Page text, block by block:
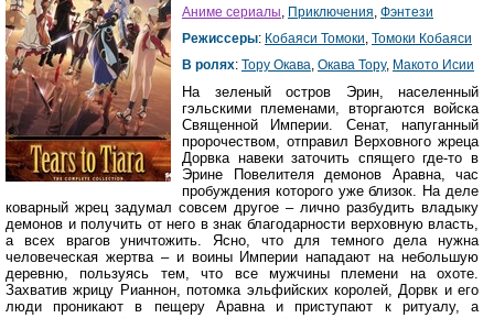
Аниме сериалы Приключения Фэнтези
Режиссеры: Кобаяси Томоки Томоки Кобаяси
В ролях: Тору Окава Окава Тору, Макото Исии
На зеленый остров Эрин, населенный
гэльскими племенами, вторгаются войска
Священной Империи. Сенат, напуганный
пророчеством, отправил Верховного жреца
Дорвка навеки заточить спящего где-то в
Эрине Повелителя демонов Аравна, час
пробуждения которого уже близок. На деле
коварный жрец задумал совсем другое – лично разбудить владыку
демонов и получить от него в знак благодарности верховную власть,
а всех врагов уничтожить. Ясно, что для темного дела нужна
человеческая жертва – и воины Империи нападают на небольшую
деревню, пользуясь тем, что все мужчины племени на охоте.
Захватив жрицу Рианнон, потомка эльфийских королей, Дорвк и его
люди проникают в пещеру Аравна и приступают к ритуалу, а